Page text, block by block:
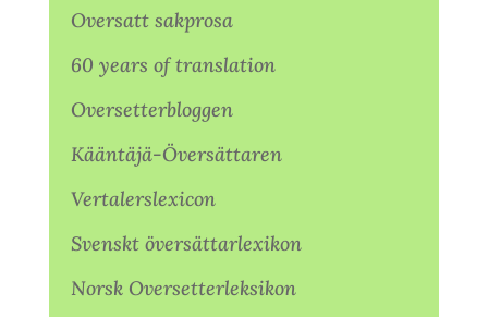
Oversatt sakprosa
60 years of translation
Oversetterbloggen
Kääntäjä-Översättaren
Vertalerslexicon
Svenskt översättarlexikon
Norsk Oversetterleksikon